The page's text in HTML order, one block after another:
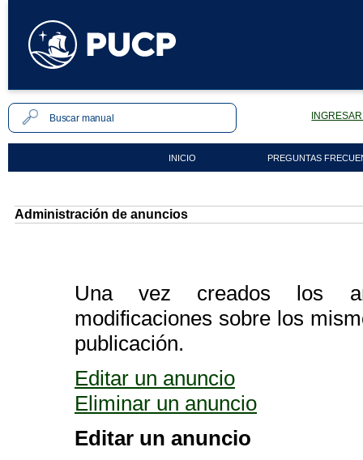
INICIO PREGUNTAS
Administración de anuncios
Una vez creados los
modificaciones sobre los
publicación.
Editar un anuncio
Eliminar un anuncio
Editar un anuncio